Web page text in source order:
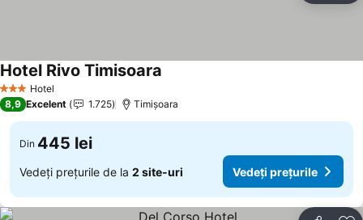
3 SteleHotel
Hotel Rivo Timisoara
8,9 Excelent 1.725 Timișoara
Din 445 lei
Vedeți prețurile de la 2 site-uri Vedeți prețurile